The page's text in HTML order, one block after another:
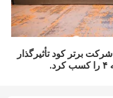
گروه شینلیانشین در فهرست «۱۰۰ شرکت برتر کود تأثیرگذار